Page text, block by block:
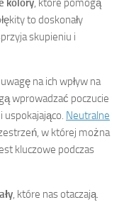
kolory, które pomogą
to doskonały
skupieniu i
na ich wpływ na
wprowadzać poczucie
uspokajająco. Neutralne
w której można
kluczowe podczas
, które nas otaczają.